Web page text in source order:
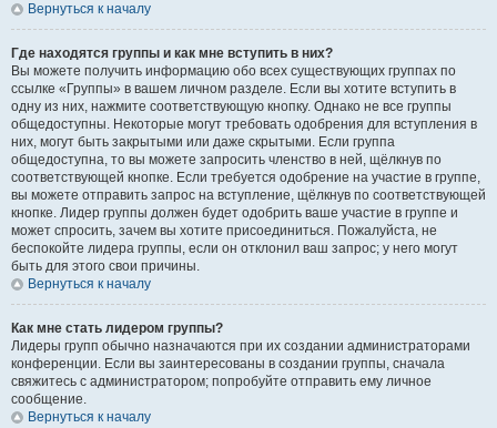
Вернуться к началу
Где находятся группы и как мне вступить в них?
Вы можете получить информацию обо всех существующих группах по
ссылке «Группы» в вашем личном разделе. Если вы хотите вступить в
одну из них, нажмите соответствующую кнопку. Однако не все группы
общедоступны. Некоторые могут требовать одобрения для вступления в
них, могут быть закрытыми или даже скрытыми. Если группа
общедоступна, то вы можете запросить членство в ней, щёлкнув по
соответствующей кнопке. Если требуется одобрение на участие в группе,
вы можете отправить запрос на вступление, щёлкнув по соответствующей
кнопке. Лидер группы должен будет одобрить ваше участие в группе и
может спросить, зачем вы хотите присоединиться. Пожалуйста, не
беспокойте лидера группы, если он отклонил ваш запрос; у него могут
быть для этого свои причины.
Вернуться к началу
Как мне стать лидером группы?
Лидеры групп обычно назначаются при их создании администраторами
конференции. Если вы заинтересованы в создании группы, сначала
свяжитесь с администратором; попробуйте отправить ему личное
сообщение.
Вернуться к началу